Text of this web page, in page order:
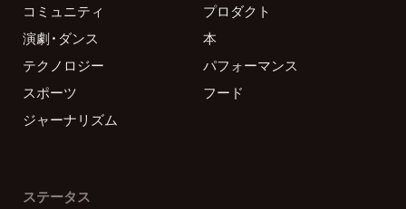
コミュニティ
プロダクト
演劇・ダンス
本
テクノロジー
パフォーマンス
スポーツ
フード
ジャーナリズム
ステータス